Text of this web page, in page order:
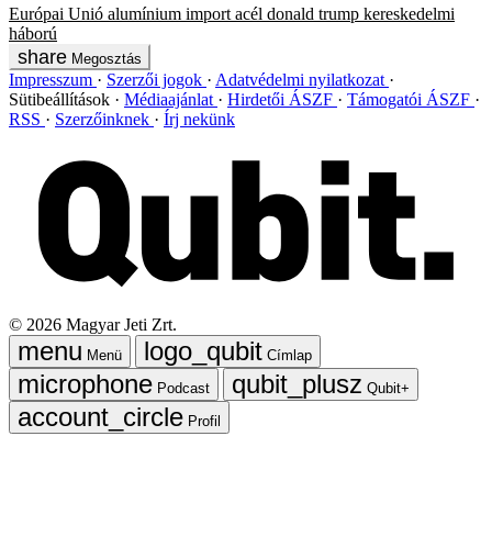
Európai Unió alumínium import acél donald trump kereskedelmi
háború
Megosztás
Impresszum Szerzői jogok
Adatvédelmi nyilatkozat
Sütibeállítások
Médiaajánlat Hirdetői ÁSZF
Támogatói ÁSZF
RSS
Szerzőinknek Írj nekünk
© 2026 Magyar Jeti Zrt.
Menü
Címlap
Podcast
Qubit+
Profil